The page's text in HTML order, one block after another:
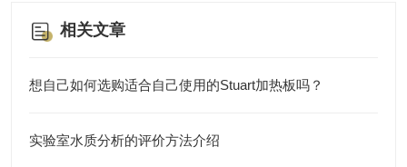
相关文章
想自己如何选购适合自己使用的Stuart加热板吗？
实验室水质分析的评价方法介绍